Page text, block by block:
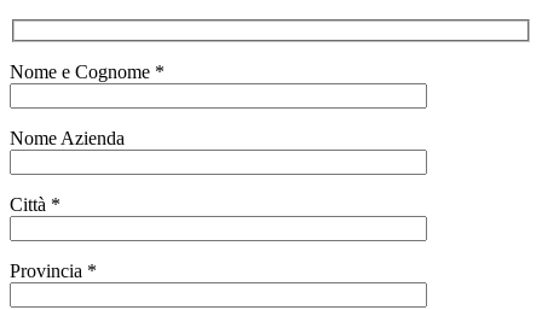
Nome e Cognome *
Nome Azienda
Città *
Provincia *